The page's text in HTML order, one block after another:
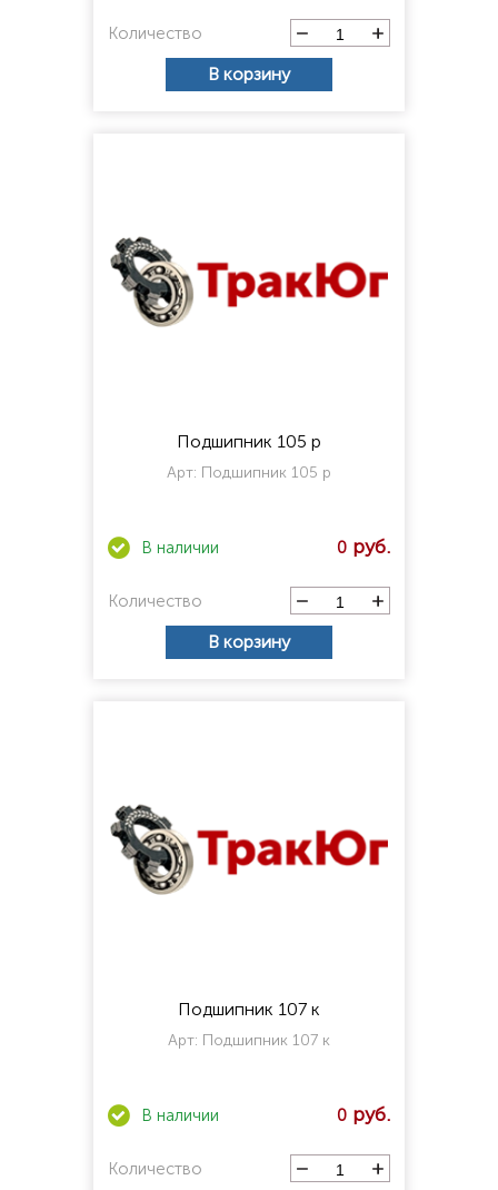
Количество
В корзину
Подшипник 105 р
Арт: Подшипник 105 р
0
Количество
В корзину
Подшипник 107 к
Арт: Подшипник 107 к
0
Количество